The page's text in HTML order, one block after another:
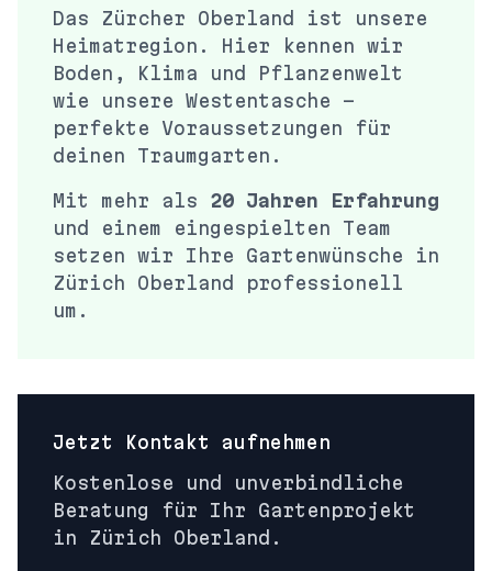
Das Zürcher Oberland ist unsere
Heimatregion. Hier kennen wir
Boden, Klima und Pflanzenwelt
wie unsere Westentasche –
perfekte Voraussetzungen für
deinen Traumgarten.
Mit mehr als 20 Jahren Erfahrung
und einem eingespielten Team
setzen wir Ihre Gartenwünsche in
Zürich Oberland
professionell
um.
Jetzt Kontakt aufnehmen
Kostenlose und unverbindliche
Beratung für Ihr Gartenprojekt
in
Zürich Oberland .